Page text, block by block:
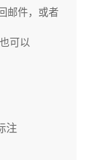
邮件，或者
可以
注